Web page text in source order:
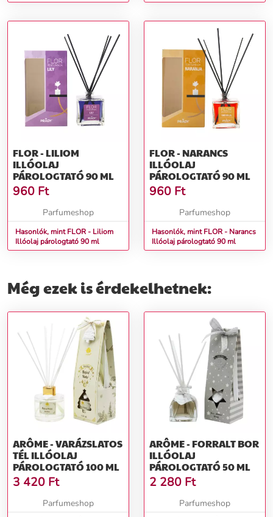
HEMA Mentes Reszelésmentes
ml
FLOR - LILIOM
ILLÓOLAJ
PÁROLOGTATÓ 90 ML
960 Ft
Parfumeshop
Hasonlók, mint FLOR - Liliom
Illóolaj párologtató 90 ml
FLOR - NARANCS
ILLÓOLAJ
PÁROLOGTATÓ 90 ML
960 Ft
Parfumeshop
Hasonlók, mint FLOR - Narancs
Illóolaj párologtató 90 ml
Még ezek is érdekelhetnek:
ARÔME - VARÁZSLATOS
TÉL ILLÓOLAJ
PÁROLOGTATÓ 100 ML
3 420 Ft
Parfumeshop
ARÔME - FORRALT BOR
ILLÓOLAJ
PÁROLOGTATÓ 50 ML
2 280 Ft
Parfumeshop